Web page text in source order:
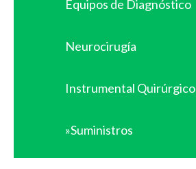
Equipos de Diagnóstico
Neurocirugía
Instrumental Quirúrgico
»Suministros